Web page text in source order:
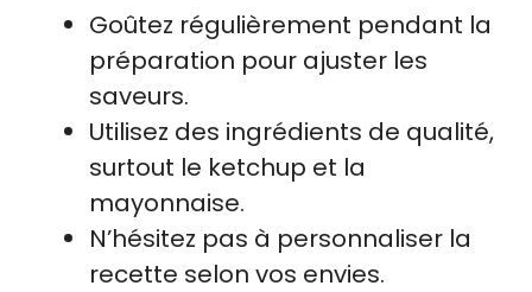
Goûtez régulièrement pendant la
préparation pour ajuster les
saveurs.
Utilisez des ingrédients de qualité,
surtout le ketchup et la
mayonnaise.
N’hésitez pas à personnaliser la
recette selon vos envies.